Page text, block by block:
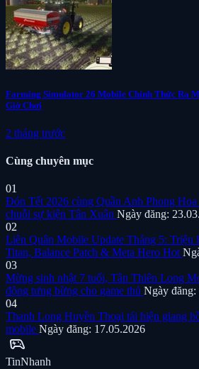
Farming Simulator 26 Mobile Chính Thức Ra
Giờ Chơi
2 tháng trước
Cùng chuyên mục
01
Đón Tết 2026 cùng Quần Anh Phong
chuỗi sự kiện Tân Xuân Ngày đăng:
02
Liên Quân Mobile Update Tháng 5: Triệu
Titan, Balance Patch & Meta Hero Hot
03
Mừng sinh nhật 7 tuổi, Tân Thiên Long
động tưng bừng cho game thủ Ngày
04
Thanh Long Huyền Thoại tái hiện giang
mobile Ngày đăng: 17.05.2026
sports_esports
TinNhanh